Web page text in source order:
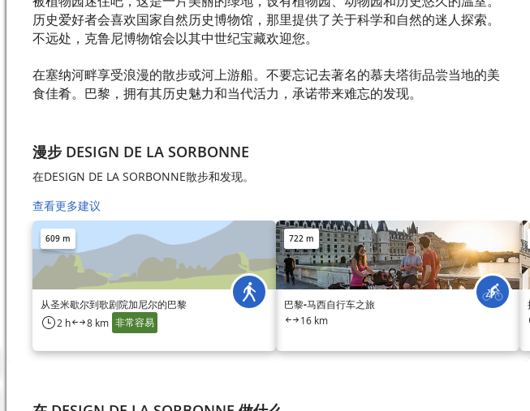
历史爱好者会喜欢国家自然历史博物馆，那里提供了关于科学和自然的迷人探索。
不远处，克鲁尼博物馆会以其中世纪宝藏欢迎您。
在塞纳河畔享受浪漫的散步或河上游船。不要忘记去著名的慕夫塔街品尝当地的美
食佳肴。巴黎，拥有其历史魅力和当代活力，承诺带来难忘的发现。
漫步 DESIGN DE LA SORBONNE
在DESIGN DE LA SORBONNE散步和发现。
查看更多建议
609 m
从圣米歇尔到歌剧院加尼尔的巴黎
2 h 8 km 非常容易
722 m
巴黎-马西自行车之旅
16 km